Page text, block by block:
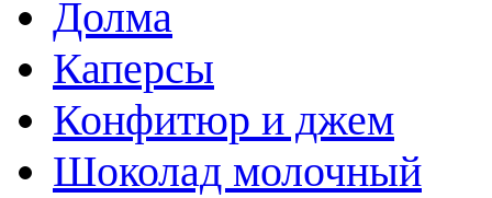
Долма
Каперсы
Конфитюр и джем
Шоколад молочный